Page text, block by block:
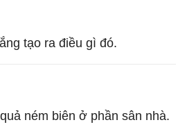
tạo ra điều gì đó.
ném biên ở phần sân nhà.